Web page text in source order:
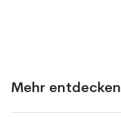
Mehr entdecken